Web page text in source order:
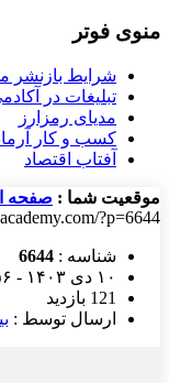
منوی فوتر
شرایط بازنشر
تبلیغات در
مدیای رمزارز
کسب و کار
آفتاب اقتصاد
موقعیت شما : صفحه
?p=6644
شناسه : 6644
۱۰ دی ۱۴۰۳ - ۳:۵۶
121 بازدید
ارسال توسط :